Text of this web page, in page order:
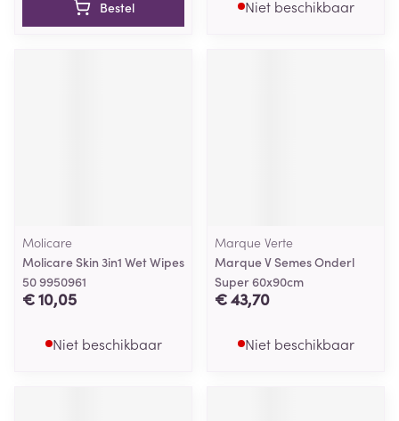
Bestel Niet beschikbaar
Molicare
Molicare Skin 3in1 Wet Wipes
50 9950961
€ 10,05
Niet beschikbaar
Marque Verte
Marque V Semes Onderl
Super 60x90cm
€ 43,70
Niet beschikbaar